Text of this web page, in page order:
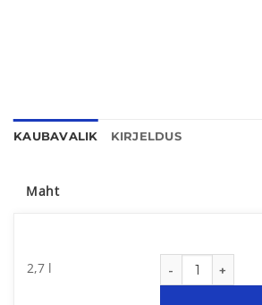
KAUBAVALIK KIRJELDUS
Maht
2,7 l